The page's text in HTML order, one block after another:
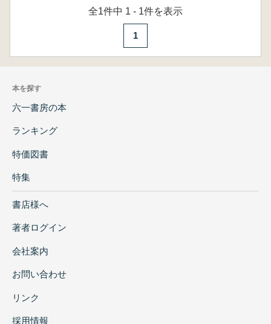
全1件中 1 - 1件を表示
1
本を探す
六一書房の本
ランキング
特価図書
特集
書店様へ
著者ログイン
会社案内
お問い合わせ
リンク
採用情報